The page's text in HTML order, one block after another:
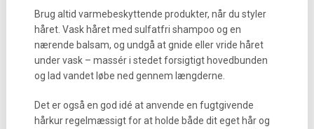
Brug altid varmebeskyttende produkter, når du styler
håret. Vask håret med sulfatfri shampoo og en
nærende balsam, og undgå at gnide eller vride håret
under vask – massér i stedet forsigtigt hovedbunden
og lad vandet løbe ned gennem længderne.
Det er også en god idé at anvende en fugtgivende
hårkur regelmæssigt for at holde både dit eget hår og